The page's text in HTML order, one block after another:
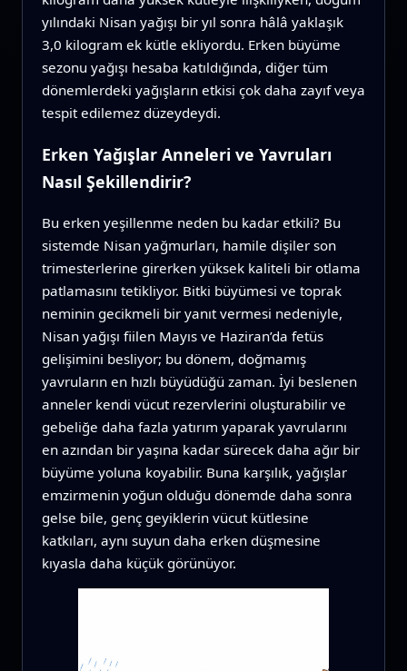
yılındaki Nisan yağışı bir yıl sonra hâlâ yaklaşık
3,0 kilogram ek kütle ekliyordu. Erken büyüme
sezonu yağışı hesaba katıldığında, diğer tüm
dönemlerdeki yağışların etkisi çok daha zayıf veya
tespit edilemez düzeydeydi.
Erken Yağışlar Anneleri ve Yavruları
Nasıl Şekillendirir?
Bu erken yeşillenme neden bu kadar etkili? Bu
sistemde Nisan yağmurları, hamile dişiler son
trimesterlerine girerken yüksek kaliteli bir otlama
patlamasını tetikliyor. Bitki büyümesi ve toprak
neminin gecikmeli bir yanıt vermesi nedeniyle,
Nisan yağışı fiilen Mayıs ve Haziran’da fetüs
gelişimini besliyor; bu dönem, doğmamış
yavruların en hızlı büyüdüğü zaman. İyi beslenen
anneler kendi vücut rezervlerini oluşturabilir ve
gebeliğe daha fazla yatırım yaparak yavrularını
en azından bir yaşına kadar sürecek daha ağır bir
büyüme yoluna koyabilir. Buna karşılık, yağışlar
emzirmenin yoğun olduğu dönemde daha sonra
gelse bile, genç geyiklerin vücut kütlesine
katkıları, aynı suyun daha erken düşmesine
kıyasla daha küçük görünüyor.